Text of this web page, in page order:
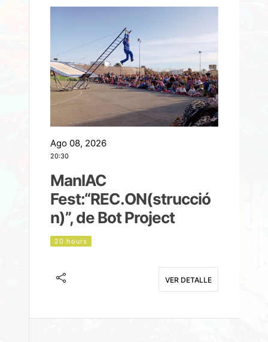
Ago 08, 2026
20:30
ManIAC
Fest:“REC.ON(strucció
n)”, de Bot Project
20 hours
VER DETALLE